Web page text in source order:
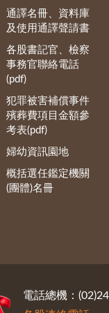
通譯名冊、資料庫
及使用通譯聲請書
各股書記官、檢察
事務官聯絡電話
(pdf)
犯罪被害補償事件
殯葬費項目金額參
考表(pdf)
婦幼資訊園地
概括選任鑑定機關
(團體)名冊
電話總機：